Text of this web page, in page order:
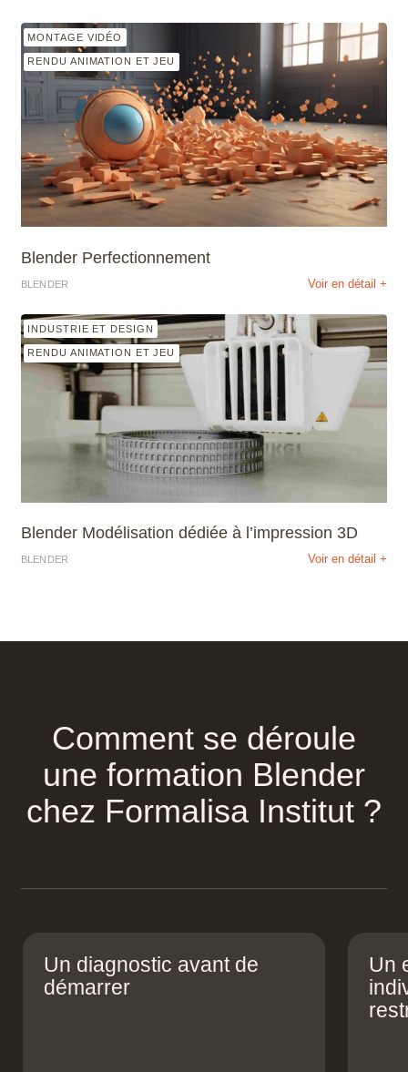
MONTAGE VIDÉO
RENDU ANIMATION ET JEU
Blender Perfectionnement
BLENDER Voir en détail +
INDUSTRIE ET DESIGN
RENDU ANIMATION ET JEU
Blender Modélisation dédiée à l’impression 3D
BLENDER Voir en détail +
Comment se déroule
une formation Blender
chez Formalisa Institut ?
Un diagnostic avant de
démarrer
Un